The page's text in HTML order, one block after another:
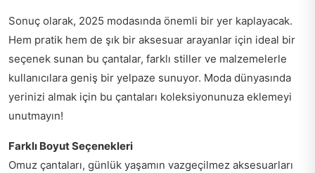
Sonuç olarak, 2025 modasında önemli bir yer kaplayacak.
Hem pratik hem de şık bir aksesuar arayanlar için ideal bir
seçenek sunan bu çantalar, farklı stiller ve malzemelerle
kullanıcılara geniş bir yelpaze sunuyor. Moda dünyasında
yerinizi almak için bu çantaları koleksiyonunuza eklemeyi
unutmayın!
Farklı Boyut Seçenekleri
Omuz çantaları, günlük yaşamın vazgeçilmez aksesuarları